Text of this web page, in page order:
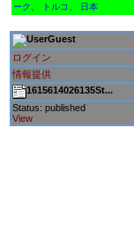
ーク
トルコ 日本
Guest
ログイン
情報提供
1615614026135St...
Status: published
View